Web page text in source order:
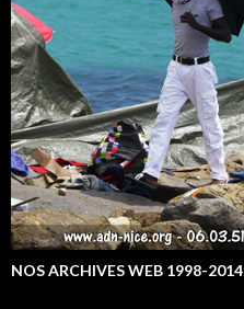
NOS ARCHIVES WEB 1998-2014